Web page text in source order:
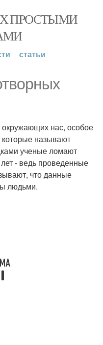
ПРОСТЫМИ
статьи
нас, особое
называют
ученые ломают
- ведь проведенные
что данные
людьми.